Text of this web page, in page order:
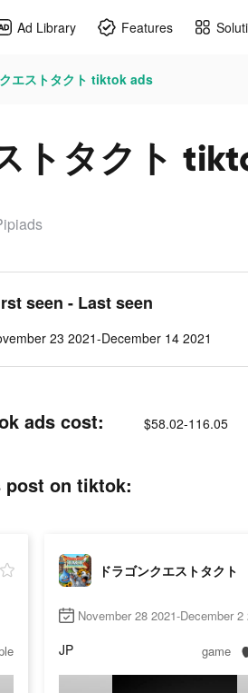
Ad Library Features
クエストタクト tiktok ads
トタクト
seen - Last seen
23 2021-December 14 2021
ads cost: $58.02-116.05
post on tiktok:
ドラゴンクエストタクト
November 28 2021-December 2
JP game